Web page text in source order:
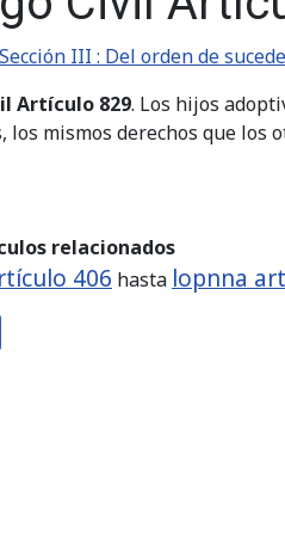
Sección III : Del orden de
Artículo 829. Los hijos
los mismos derechos que los
relacionados
406 hasta lopnna
Código Civil Artículo 828